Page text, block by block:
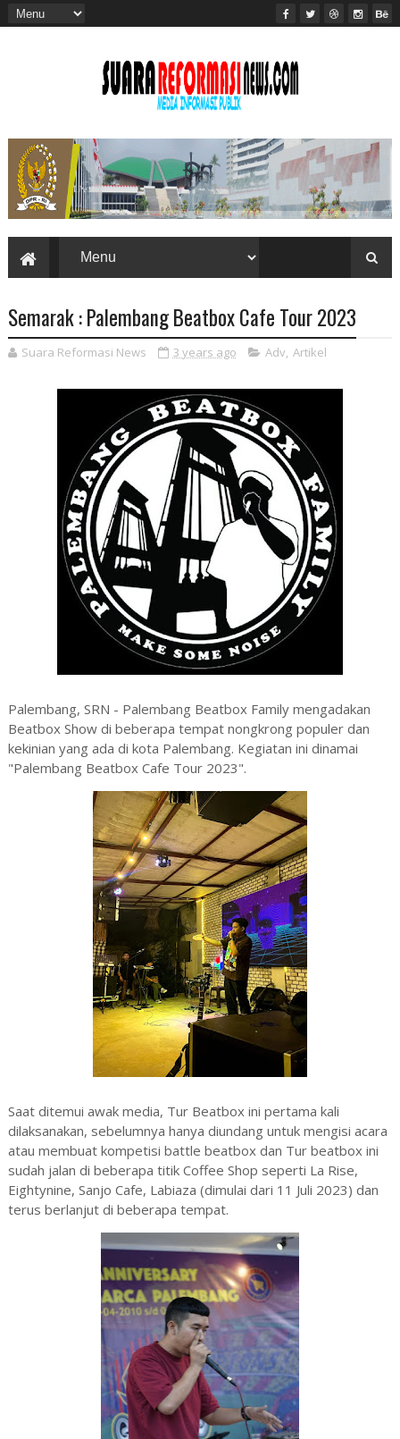
Semarak : Palembang Beatbox Cafe Tour 2023
Suara Reformasi News 3 years ago Adv, Artikel
Palembang, SRN - Palembang Beatbox Family mengadakan
Beatbox Show di beberapa tempat nongkrong populer dan
kekinian yang ada di kota Palembang. Kegiatan ini dinamai
"Palembang Beatbox Cafe Tour 2023".
Saat ditemui awak media, Tur Beatbox ini pertama kali
dilaksanakan, sebelumnya hanya diundang untuk mengisi acara
atau membuat kompetisi battle beatbox dan Tur beatbox ini
sudah jalan di beberapa titik Coffee Shop seperti La Rise,
Eightynine, Sanjo Cafe, Labiaza (dimulai dari 11 Juli 2023) dan
terus berlanjut di beberapa tempat.